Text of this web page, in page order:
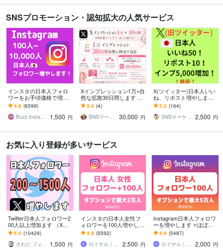
SNSプロモーション・認知拡大の人気サービス
インスタの日本人フォロ
ワーをお手頃価格で増や
します インスタ日本人フ
ォロワー100人～【高品質
✨お手頃価格❗】
4.9 (6599)
Buzz Insta【SNSマーケ】
1,500 円
Xインプレッション1万×自
然な拡散30日間します ポ
スト分割対応♡フォロワ
ー流入も狙える拡散設計⭐︎
5.0 (4)
SNSマーケティング沙織
30,000 円
X(ツイッター)日本人いい
ね、リポスト増やします
いいね50、リポスト10、
インプレッション5,000で
自然に
5.0 (164)
SNSマーケター よし 2,500 円
お気に入り登録が多いサービス
Twitter日本人フォロワー2
00人以上増加ます （X）
日本人のアクティブ フォ
ロワーを増やします。
5.0 (10429)
さわだ フォロワー31万人 1,500 円
インスタの日本人女性フ
ォロワーを100人増やしま
す ⭐️12月最新版・最大2万
人・Instagram⭐️
4.9 (5592)
ロイヤル｜SNSフォロワーサポート
2,500 円
Instagram日本人フォロワ
ーを増やします ⭐️ほぼ減
少なし・+100人～最大5万
人⭐️
4.9 (5487)
ロイヤル｜SNSフォロワーサポート
2,000 円